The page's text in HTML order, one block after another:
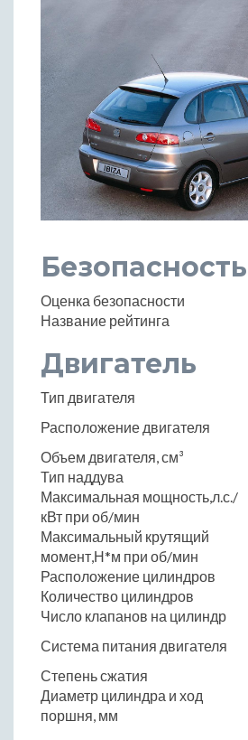
Безопасность
Оценка безопасности
Название рейтинга
Двигатель
Тип двигателя
Расположение двигателя
Объем двигателя, см³
Тип наддува
Максимальная мощность,л.с./
кВт при об/мин
Максимальный крутящий
момент,Н*м при об/мин
Расположение цилиндров
Количество цилиндров
Число клапанов на цилиндр
Система питания двигателя
Степень сжатия
Диаметр цилиндра и ход
поршня, мм